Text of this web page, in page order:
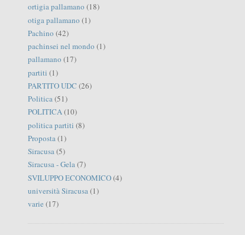
ortigia pallamano (18)
otiga pallamano (1)
Pachino (42)
pachinsei nel mondo (1)
pallamano (17)
partiti (1)
PARTITO UDC (26)
Politica(51)
POLITICA(10)
politica partiti (8)
Proposta(1)
Siracusa(5)
Siracusa - Gela(7)
SVILUPPO ECONOMICO(4)
università Siracusa(1)
varie (17)